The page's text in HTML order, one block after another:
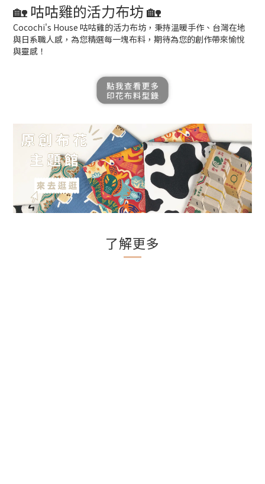
🏡 咕咕雞的活力布坊 🏡
Cocochi's House 咕咕雞的活力布坊，秉持溫暖手作、台灣在地
與日系職人感，為您精選每一塊布料，期待為您的創作帶來愉悅
與靈感！
了解更多